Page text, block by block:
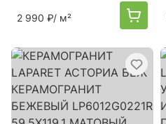
2 990 ₽/ м²